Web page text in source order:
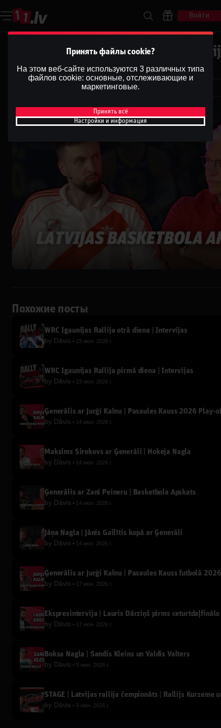
Войти
Ģenerālis ar Žani Peineru |
Basketbola Apskats
Похожие посты
WRC Igaunijas Rallija otrā diena | Intervijas
by Dāvis 23 июл. 2026 г.
WRC Igaunijas Rallija pirmā diena | Intervijas
by Dāvis 23 июл. 2026 г.
Ģenerālis ar Jurģi Kalnu | Pasaules Kauss 2026 Play-
by Dāvis 14 июл. 2026 г.
Maksims Širokovs ar Ģenerāli | Hokeja Nagla
by Dāvis 14 июл. 2026 г.
Ģenerālis ar Žani Peineru | Basketbola Apskats
by Dāvis 14 июл. 2026 г.
Jāņa Nagla | Jānis Gailītis kopā ar Ģenerāli
by Dāvis 14 июл. 2026 г.
Ģenerālis ar Jurģi Kalnu | Pasaules Kauss futbolā 2026
by Dāvis 17 июн. 2026 г.
Ekspresintervija | Lauris Dārziņš pirms ceturtdaļfināla
by Dāvis 17 июн. 2026 г.
Boksa Nagla | Sandis Kleins un Valdis Valters
by Dāvis 9 июн. 2026 г.
STAGE | Latvijas rallija čempionāts | Rallijs Kurzeme
by Dāvis 9 июн. 2026 г.
Принять файлы cookie?
На этом веб-сайте используются 3 различных типа
файлов cookie: основные, отслеживающие и
маркетинговые.
Принять всё
Настройки и информация